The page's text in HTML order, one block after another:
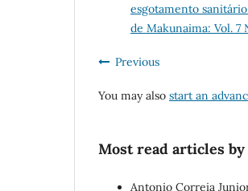
esgotamento
de Makunaima: Vol. 7
Previous
You may also start an
Most read articles
Antonio Correia